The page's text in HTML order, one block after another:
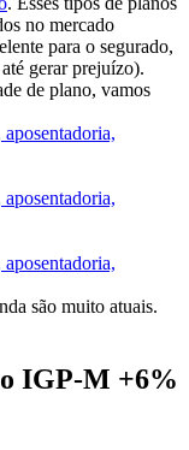
no mercado
para o segurado,
gerar prejuízo).
de plano, vamos
são muito atuais.
IGP-M +6%